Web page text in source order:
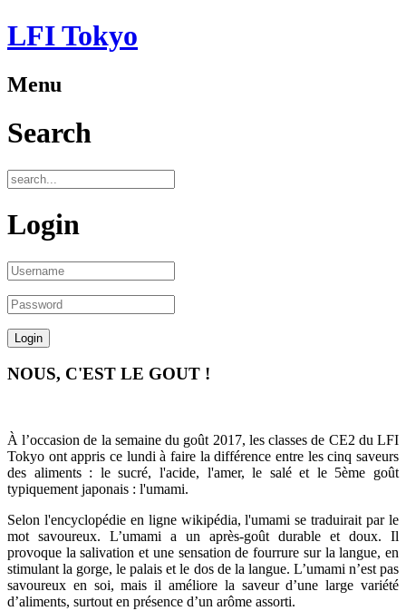
LFI Tokyo
Menu
Search
Login
NOUS, C'EST LE GOUT !
À l’occasion de la semaine du goût 2017, les classes de CE2 du LFI
Tokyo ont appris ce lundi à faire la différence entre les cinq saveurs
des aliments : le sucré, l'acide, l'amer, le salé et le 5ème goût
typiquement japonais : l'umami.
Selon l'encyclopédie en ligne wikipédia, l'umami se traduirait par le
mot savoureux. L’umami a un après-goût durable et doux. Il
provoque la salivation et une sensation de fourrure sur la langue, en
stimulant la gorge, le palais et le dos de la langue. L’umami n’est pas
savoureux en soi, mais il améliore la saveur d’une large variété
d’aliments, surtout en présence d’un arôme assorti.